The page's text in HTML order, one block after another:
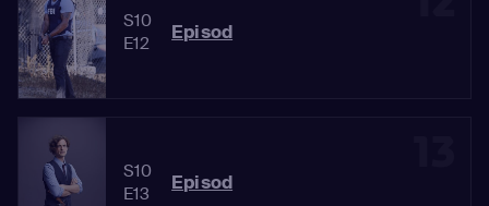
S10
E12
Episod
S10
E13
Episod